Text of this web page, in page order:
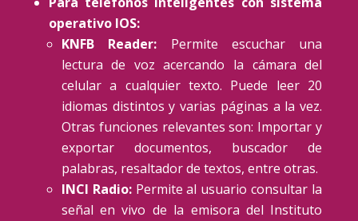
operativo IOS:
KNFB Reader: Permite escuchar una
lectura de voz acercando la cámara del
celular a cualquier texto. Puede leer 20
idiomas distintos y varias páginas a la vez.
Otras funciones relevantes son: Importar y
exportar documentos, buscador de
palabras, resaltador de textos, entre otras.
INCI Radio: Permite al usuario consultar la
señal en vivo de la emisora del Instituto